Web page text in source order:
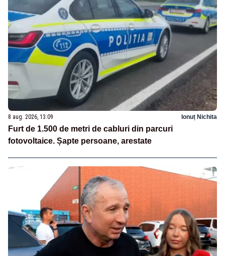
8 aug. 2026, 13:09 Ionuț Nichita
Furt de 1.500 de metri de cabluri din parcuri
fotovoltaice. Șapte persoane, arestate